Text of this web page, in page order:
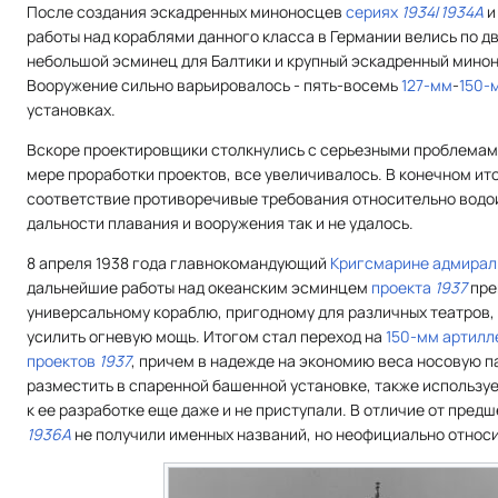
После создания эскадренных миноносцев сериях 1934/1934А и
работы над кораблями данного класса в Германии велись по
небольшой эсминец для Балтики и крупный эскадренный
Вооружение сильно варьировалось - пять-восемь127-мм-150-
установках.
Вскоре проектировщики столкнулись с серьезными
мере проработки проектов, все увеличивалось. В конечном
соответствие противоречивые требования относительно
дальности плавания и вооружения так и не удалось.
8 апреля 1938 года главнокомандующий Кригсмарине
дальнейшие работы над океанским эсминцем проекта 1937
универсальному кораблю, пригодному для различных
усилить огневую мощь. Итогом стал переход на 150-мм
проектов 1937, причем в надежде на экономию веса носовую
разместить в спаренной башенной установке, также
к ее разработке еще даже и не приступали. В отличие от
1936А не получили именных названий, но неофициально